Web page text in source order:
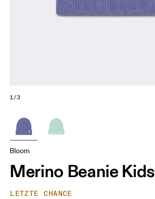
1/3
Bloom
Merino Beanie Kids
LETZTE CHANCE